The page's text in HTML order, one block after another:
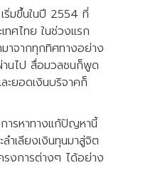
มขึ้นในปี 2554 ที่
ทศไทย ในช่วงแรก
าจากทุกทิศทางอย่าง
านไป สื่อมวลชนก็พูด
ยอดเงินบริจาคก็
ารหาทางแก้ปัญหานี้
ำเลียงเงินทุนมาสู่จิต
รงการต่างๆ ได้อย่าง